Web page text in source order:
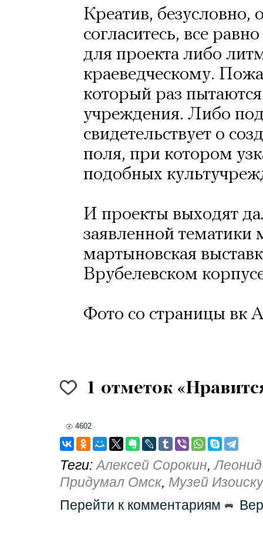
Креатив,
согласитесь, все
для проекта либо
краеведческому.
который раз
учреждения. Либо
свидетельствует о
поля, при котором
подобных
И проекты выходят
заявленной
мартыновская
Врубелевском
Фото со страницы вк
1 отметок
4602
Теги:Алексей Сорокин,
Придумал Омск, Музей
Перейти к комментариям